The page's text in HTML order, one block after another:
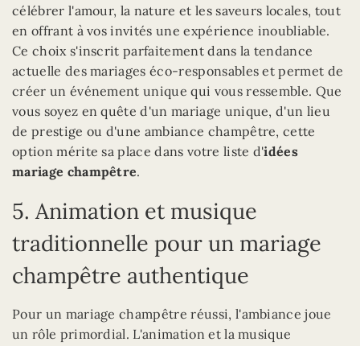
célébrer l'amour, la nature et les saveurs locales, tout
en offrant à vos invités une expérience inoubliable.
Ce choix s'inscrit parfaitement dans la tendance
actuelle des mariages éco-responsables et permet de
créer un événement unique qui vous ressemble. Que
vous soyez en quête d'un mariage unique, d'un lieu
de prestige ou d'une ambiance champêtre, cette
option mérite sa place dans votre liste d'idées
mariage champêtre.
5. Animation et musique
traditionnelle pour un mariage
champêtre authentique
Pour un mariage champêtre réussi, l'ambiance joue
un rôle primordial. L'animation et la musique